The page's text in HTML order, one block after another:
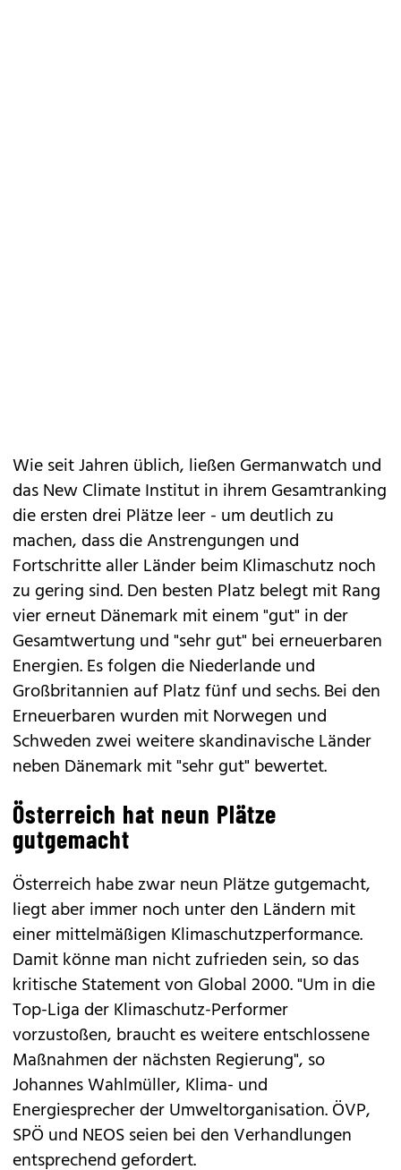
Wie seit Jahren üblich, ließen Germanwatch und
das New Climate Institut in ihrem Gesamtranking
die ersten drei Plätze leer - um deutlich zu
machen, dass die Anstrengungen und
Fortschritte aller Länder beim Klimaschutz noch
zu gering sind. Den besten Platz belegt mit Rang
vier erneut Dänemark mit einem "gut" in der
Gesamtwertung und "sehr gut" bei erneuerbaren
Energien. Es folgen die Niederlande und
Großbritannien auf Platz fünf und sechs. Bei den
Erneuerbaren wurden mit Norwegen und
Schweden zwei weitere skandinavische Länder
neben Dänemark mit "sehr gut" bewertet.
Österreich hat neun Plätze
gutgemacht
Österreich habe zwar neun Plätze gutgemacht,
liegt aber immer noch unter den Ländern mit
einer mittelmäßigen Klimaschutzperformance.
Damit könne man nicht zufrieden sein, so das
kritische Statement von Global 2000. "Um in die
Top-Liga der Klimaschutz-Performer
vorzustoßen, braucht es weitere entschlossene
Maßnahmen der nächsten Regierung", so
Johannes Wahlmüller, Klima- und
Energiesprecher der Umweltorganisation. ÖVP,
SPÖ und NEOS seien bei den Verhandlungen
entsprechend gefordert.